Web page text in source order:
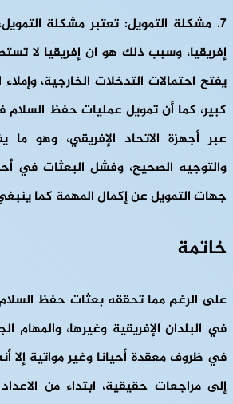
7. مشكلة التمويل:
تعتبر مشكلة
إفريقيا، وسبب ذلك هو ان إفريقيا لا
يفتح احتمالات التدخلات الخارجية،
كبير، كما أن تمويل عمليات حفظ السلام
عبر أجهزة الاتحاد الإفريقي، وهو ما
والتوجيه الصحيح، وفشل البعثات في
جهات التمويل عن إكمال المهمة كما
خاتمة
على الرغم مما تحققه بعثات حفظ السلام
في البلدان الإفريقية وغيرها، والمهام
في ظروف معقدة أحيانا وغير مواتية إلا
إلى مراجعات حقيقية، ابتداء من